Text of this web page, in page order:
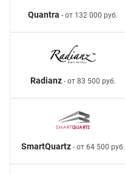
Quantra - от 132 000 руб.
Radianz- от 83 500 руб.
SmartQuartz- от 64 500 руб.